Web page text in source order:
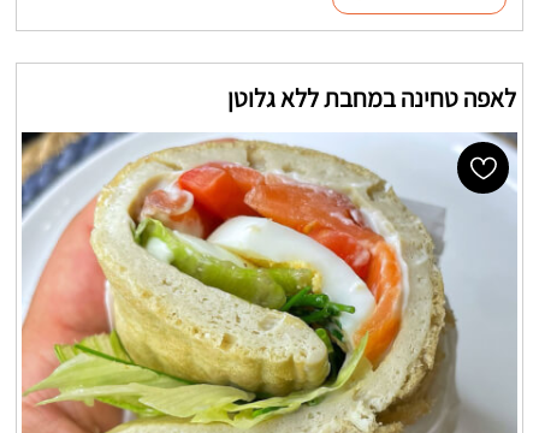
לאפה טחינה במחבת ללא גלוטן